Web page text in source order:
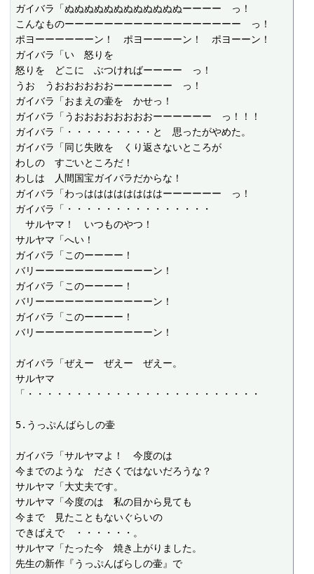
ガイバラ「ぬぬぬぬぬぬぬぬぬぬぬぬーーーー　っ！
こんなものーーーーーーーーーーーーーーーーーー　っ！
ポヨーーーーーーン！　ポヨーーーーン！　ポヨーーン！
ガイバラ「い　怒りを
怒りを　どこに　ぶつければーーーー　っ！
うお　うおおおおおおーーーーーー　っ！
ガイバラ「おまえの壷を　かせっ！
ガイバラ「うおおおおおおおおーーーーーー　っ！！！
ガイバラ「・・・・・・・・・と　思ったがやめた。
ガイバラ「同じ失敗を　くり返さないところが
わしの　すごいところだ！
わしは　人間国宝ガイバラだからな！
ガイバラ「わっははははははははーーーーーー　っ！
ガイバラ「・・・・・・・・・・・・・・・
サルヤマ！　いつものやつ！
サルヤマ「へい！
ガイバラ「このーーーー！
バリーーーーーーーーーーーーン！
ガイバラ「このーーーー！
バリーーーーーーーーーーーーン！
ガイバラ「このーーーー！
バリーーーーーーーーーーーーン！
ガイバラ「ぜえー　ぜえー　ぜえー。
サルヤマ
「・・・・・・・・・・・・・・・・・・・・・・・・
5.うっぷんばらしの壷
ガイバラ「サルヤマよ！　今度のは
今までのような　ださくではないだろうな？
サルヤマ「大丈夫です。
サルヤマ「今度のは　私の目から見ても
今まで　見たこともないぐらいの
できばえで　・・・・・・。
サルヤマ「たった今　焼き上がりました。
先生の新作『うっぷんばらしの壷』で